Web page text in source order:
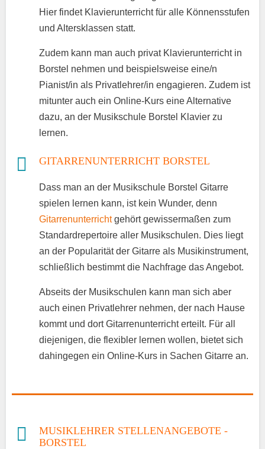
Hier findet Klavierunterricht für alle Könnensstufen
und Altersklassen statt.
Zudem kann man auch privat Klavierunterricht in
Borstel nehmen und beispielsweise eine/n
Pianist/in als Privatlehrer/in engagieren. Zudem ist
mitunter auch ein Online-Kurs eine Alternative
dazu, an der Musikschule Borstel Klavier zu
lernen.
GITARRENUNTERRICHT BORSTEL
Dass man an der Musikschule Borstel Gitarre
spielen lernen kann, ist kein Wunder, denn
Gitarrenunterrichtgehört gewissermaßen zum
Standardrepertoire aller Musikschulen. Dies liegt
an der Popularität der Gitarre als Musikinstrument,
schließlich bestimmt die Nachfrage das Angebot.
Abseits der Musikschulen kann man sich aber
auch einen Privatlehrer nehmen, der nach Hause
kommt und dort Gitarrenunterricht erteilt. Für all
diejenigen, die flexibler lernen wollen, bietet sich
dahingegen ein Online-Kurs in Sachen Gitarre an.
MUSIKLEHRER STELLENANGEBOTE -
BORSTEL